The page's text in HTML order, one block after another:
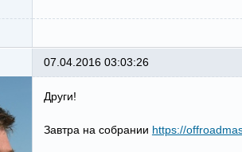
07.04.2016 03:03:26
Други!
Завтра на собрании https://